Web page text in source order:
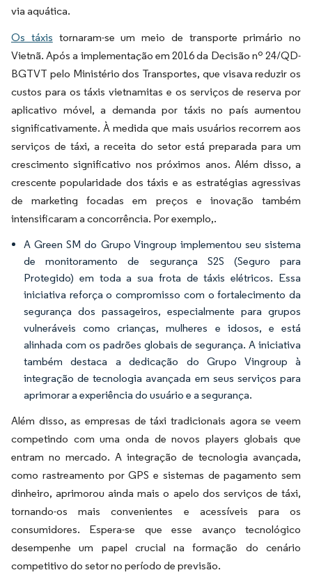
via aquática.
Os táxis tornaram-se um meio de transporte primário no
Vietnã. Após a implementação em 2016 da Decisão nº 24/QD-
BGTVT pelo Ministério dos Transportes, que visava reduzir os
custos para os táxis vietnamitas e os serviços de reserva por
aplicativo móvel, a demanda por táxis no país aumentou
significativamente. À medida que mais usuários recorrem aos
serviços de táxi, a receita do setor está preparada para um
crescimento significativo nos próximos anos. Além disso, a
crescente popularidade dos táxis e as estratégias agressivas
de marketing focadas em preços e inovação também
intensificaram a concorrência. Por exemplo,.
A Green SM do Grupo Vingroup implementou seu sistema
de monitoramento de segurança S2S (Seguro para
Protegido) em toda a sua frota de táxis elétricos. Essa
iniciativa reforça o compromisso com o fortalecimento da
segurança dos passageiros, especialmente para grupos
vulneráveis como crianças, mulheres e idosos, e está
alinhada com os padrões globais de segurança. A iniciativa
também destaca a dedicação do Grupo Vingroup à
integração de tecnologia avançada em seus serviços para
aprimorar a experiência do usuário e a segurança.
Além disso, as empresas de táxi tradicionais agora se veem
competindo com uma onda de novos players globais que
entram no mercado. A integração de tecnologia avançada,
como rastreamento por GPS e sistemas de pagamento sem
dinheiro, aprimorou ainda mais o apelo dos serviços de táxi,
tornando-os mais convenientes e acessíveis para os
consumidores. Espera-se que esse avanço tecnológico
desempenhe um papel crucial na formação do cenário
competitivo do setor no período de previsão.